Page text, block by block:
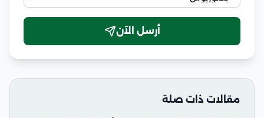
أرسل الآن
مقالات ذات صلة